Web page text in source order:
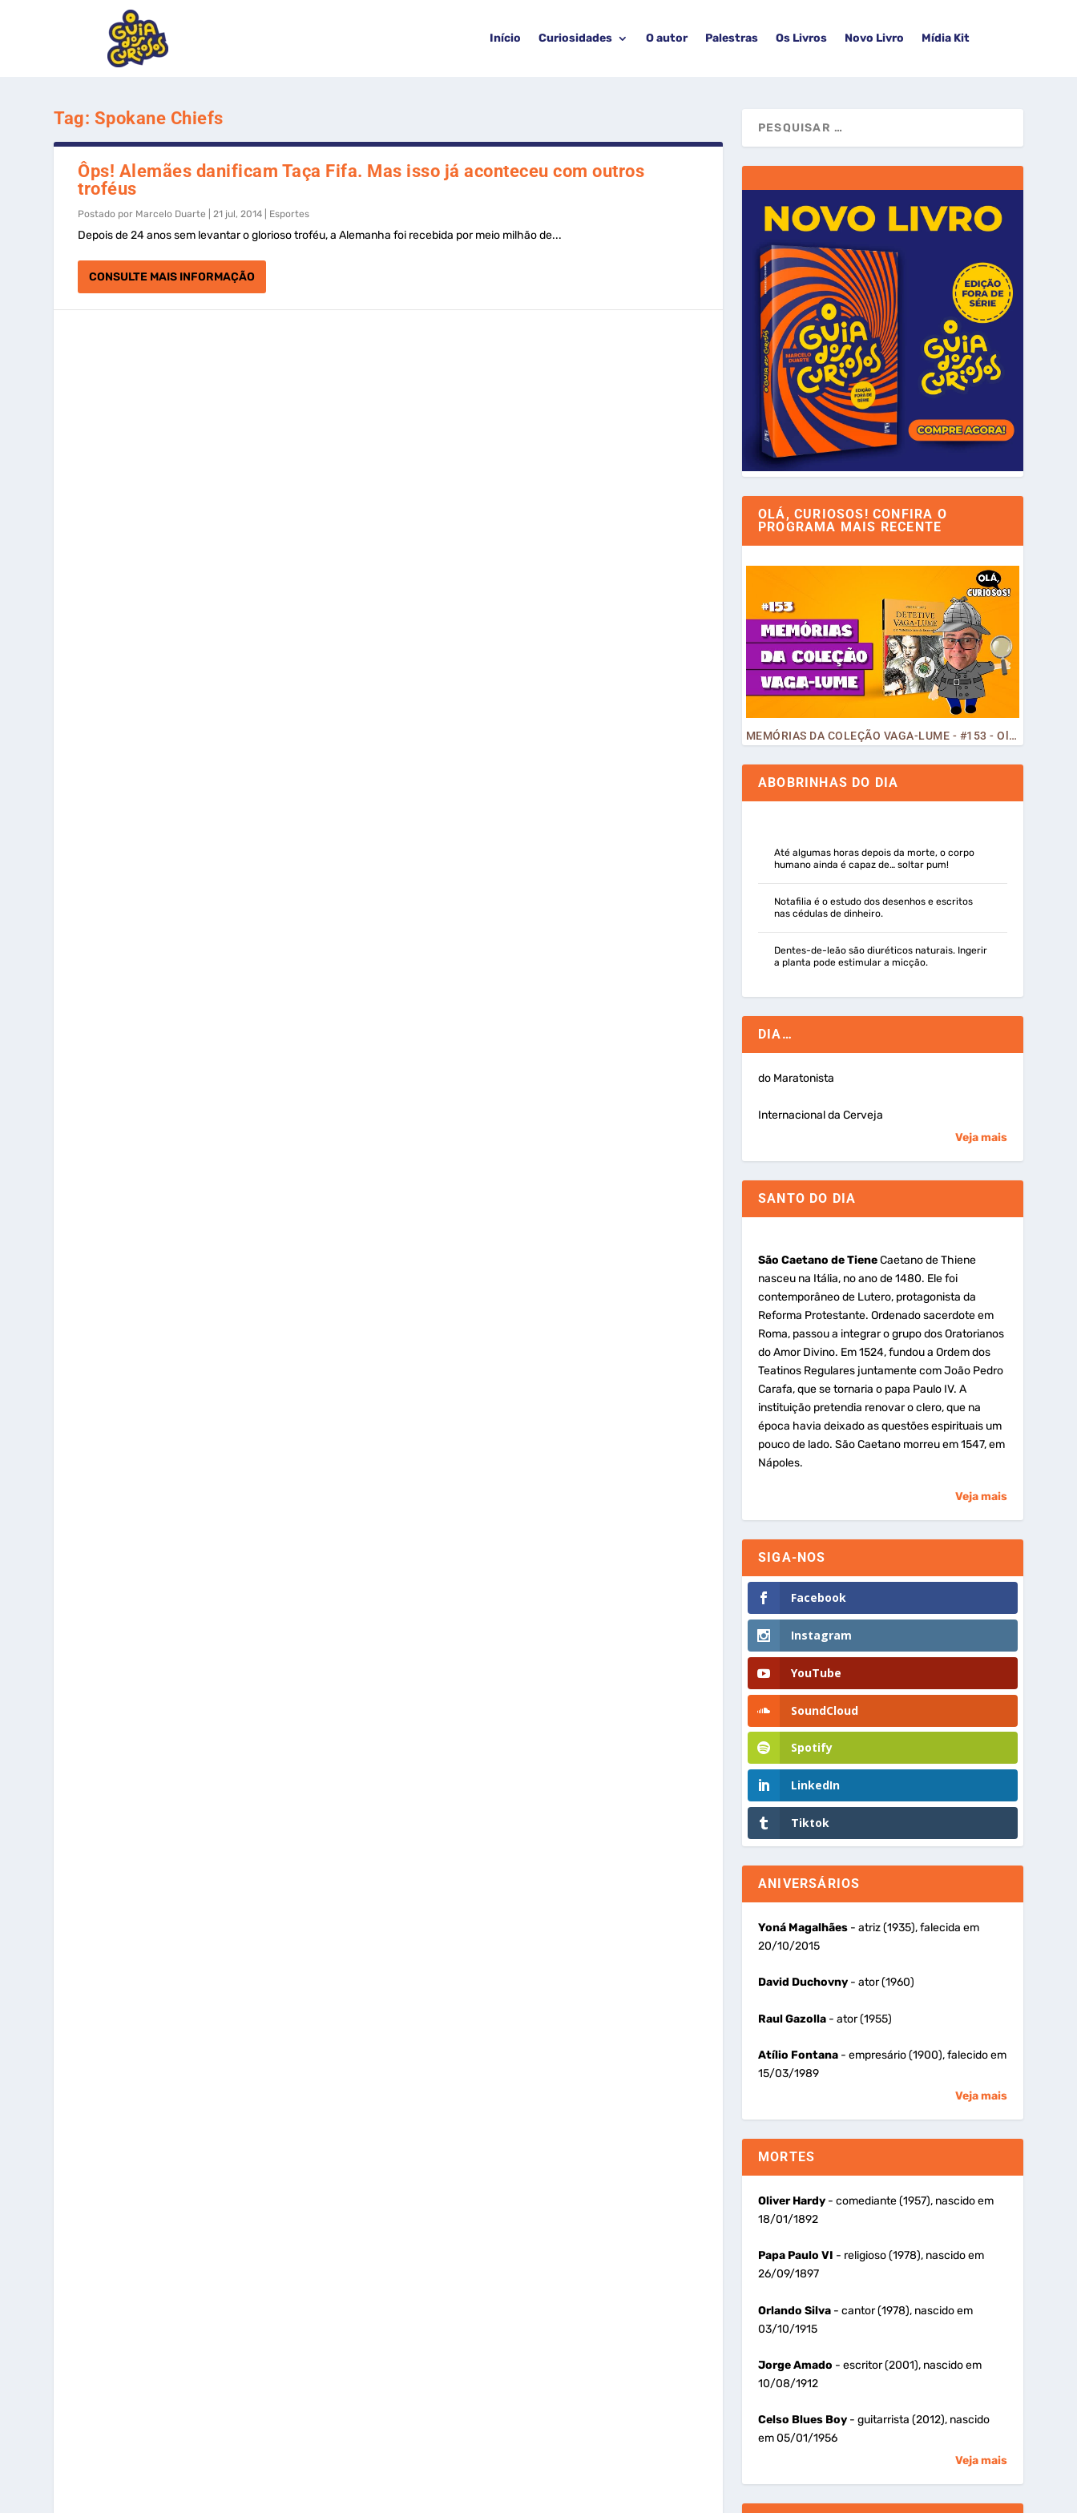
Início Curiosidades O autor Palestras Os Livros Novo Livro Mídia Kit
Tag: Spokane Chiefs
Ôps! Alemães danificam Taça Fifa. Mas isso já aconteceu com outros
troféus
Postado por Marcelo Duarte |21 jul, 2014 Esportes
Depois de 24 anos sem levantar o glorioso troféu, a Alemanha foi recebida por meio milhão de...
CONSULTE MAIS INFORMAÇÃO
OLÁ, CURIOSOS! CONFIRA O
PROGRAMA MAIS RECENTE
MEMÓRIAS DA COLEÇÃO VAGA-LUME - #153 - Olá, Curiosos! 2023
ABOBRINHAS DO DIA
Até algumas horas depois da morte, o corpo
humano ainda é capaz de… soltar pum!
Notafilia é o estudo dos desenhos e escritos
nas cédulas de dinheiro.
Dentes-de-leão são diuréticos naturais. Ingerir
a planta pode estimular a micção.
DIA…
do Maratonista
Internacional da Cerveja
Veja mais
SANTO DO DIA
São Caetano de TieneCaetano de Thiene
nasceu na Itália, no ano de 1480. Ele foi
contemporâneo de Lutero, protagonista da
Reforma Protestante. Ordenado sacerdote em
Roma, passou a integrar o grupo dos Oratorianos
do Amor Divino. Em 1524, fundou a Ordem dos
Teatinos Regulares juntamente com João Pedro
Carafa, que se tornaria o papa Paulo IV. A
instituição pretendia renovar o clero, que na
época havia deixado as questões espirituais um
pouco de lado. São Caetano morreu em 1547, em
Nápoles.
Veja mais
SIGA-NOS
Facebook
Instagram
YouTube
SoundCloud
Spotify
LinkedIn
Tiktok
ANIVERSÁRIOS
Yoná Magalhães- atriz (1935), falecida em
20/10/2015
David Duchovny- ator (1960)
Raul Gazolla- ator (1955)
Atílio Fontana- empresário (1900), falecido em
15/03/1989
Veja mais
MORTES
Oliver Hardy- comediante (1957), nascido em
18/01/1892
Papa Paulo VI - religioso (1978), nascido em
26/09/1897
Orlando Silva- cantor (1978), nascido em
03/10/1915
Jorge Amado - escritor (2001), nascido em
10/08/1912
Celso Blues Boy- guitarrista (2012), nascido
em 05/01/1956
Veja mais